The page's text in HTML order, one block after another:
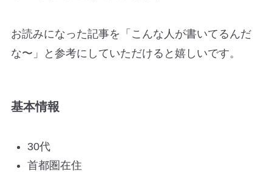
お読みになった記事を「こんな人が書いてるんだ
な〜」と参考にしていただけると嬉しいです。
基本情報
30代
首都圏在住